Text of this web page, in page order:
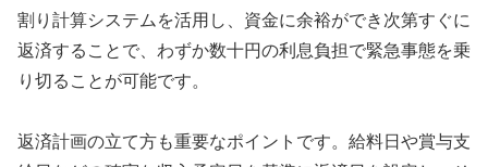
割り計算システムを活用し、資金に余裕ができ次第すぐに
返済することで、わずか数十円の利息負担で緊急事態を乗
り切ることが可能です。
返済計画の立て方も重要なポイントです。給料日や賞与支